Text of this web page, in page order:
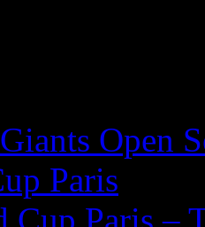
Open
Paris